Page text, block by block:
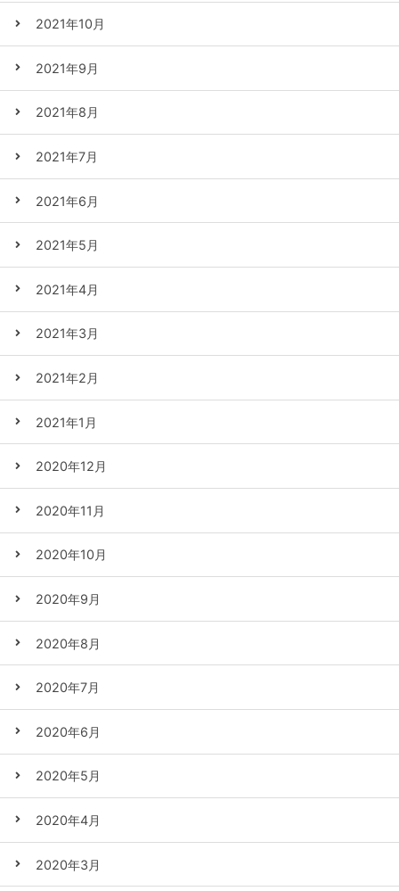
2021年10月
2021年9月
2021年8月
2021年7月
2021年6月
2021年5月
2021年4月
2021年3月
2021年2月
2021年1月
2020年12月
2020年11月
2020年10月
2020年9月
2020年8月
2020年7月
2020年6月
2020年5月
2020年4月
2020年3月